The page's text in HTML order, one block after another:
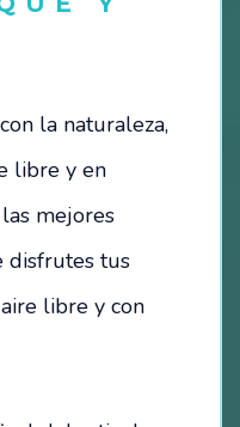
la naturaleza,
libre y en
mejores
disfrutes tus
libre y con